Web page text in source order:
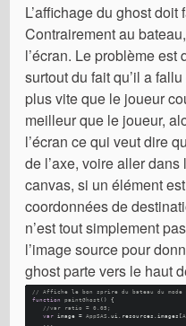
L’affichage du ghost
Contrairement au
l’écran. Le problème
surtout du fait qu’il a
plus vite que le joueur
meilleur que le joueur,
l’écran ce qui veut dire
de l’axe, voire aller
canvas, si un élément
coordonnées de
n’est tout simplement
l’image source pour
ghost parte vers le haut
// Affiche le bon sprire du bateau du mode
function
paintGhost ( ) {
//var ratio = 0.05;
var image = AppSAS .ui resources .images [